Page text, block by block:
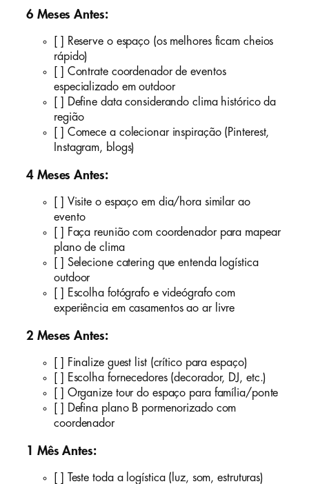
6 Meses Antes:
[ ] Reserve o espaço (os melhores ficam cheios
rápido)
[ ] Contrate coordenador de eventos
especializado em outdoor
[ ] Define data considerando clima histórico da
região
[ ] Comece a colecionar inspiração (Pinterest,
Instagram, blogs)
4 Meses Antes:
[ ] Visite o espaço em dia/hora similar ao
evento
[ ] Faça reunião com coordenador para mapear
plano de clima
[ ] Selecione catering que entenda logística
outdoor
[ ] Escolha fotógrafo e videógrafo com
experiência em casamentos ao ar livre
2 Meses Antes:
[ ] Finalize guest list (crítico para espaço)
[ ] Escolha fornecedores (decorador, DJ, etc.)
[ ] Organize tour do espaço para família/ponte
[ ] Defina plano B pormenorizado com
coordenador
1 Mês Antes:
[ ] Teste toda a logística (luz, som, estruturas)